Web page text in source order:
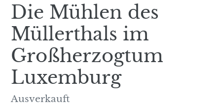
Die Mühlen des
Müllerthals im
Großherzogtum
Luxemburg
Normaler
Ausverkauft